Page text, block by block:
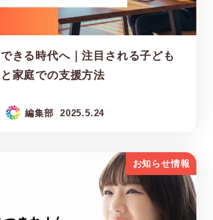
きる時代へ｜注目される子ども
家庭での支援方法
編集部 2025.5.24
お知らせ情報